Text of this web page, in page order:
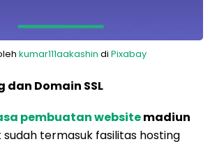
kumar111aakashin di Pixabay
dan Domain SSL
pembuatan websitemadiun
termasuk fasilitas hosting